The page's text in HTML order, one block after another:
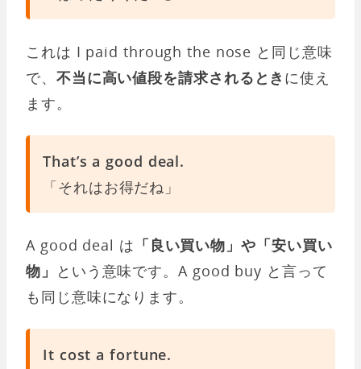
これは I paid through the nose と同じ意味
で、 不当に高い値段を請求されるとき に使え
ます。
That’s a good deal.
「それはお得だね」
A good deal は 「良い買い物」や「安い買い
物」 という意味です。A good buy と言って
も同じ意味になります。
It cost a fortune.